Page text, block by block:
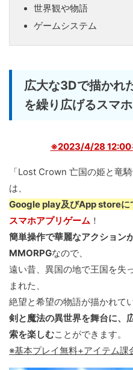
世界観や物語
ゲームシステム
広大な3Dで描かれ
を繰り広げるスマ
※2023/4/28 12:00
「Lost Crown 亡国の姫と竜
は、
Google play及びApp store
スマホアプリゲーム ！
簡単操作で華麗なアクション
MMORPGなので、
遠い昔、異国の地で王国を失
まれた、
絶望と希望の物語が描かれて
剣と魔法の異世界を舞台に、
索を楽しむことができます。
※基本プレイ無料+アイテム課